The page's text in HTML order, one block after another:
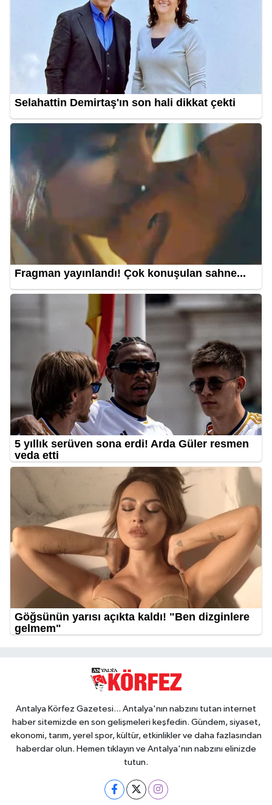
Antalya Körfez Gazetesi... Antalya'nın nabzını tutan internet
haber sitemizde en son gelişmeleri keşfedin. Gündem, siyaset,
ekonomi, tarım, yerel spor, kültür, etkinlikler ve daha fazlasından
haberdar olun. Hemen tıklayın ve Antalya'nın nabzını elinizde
tutun.